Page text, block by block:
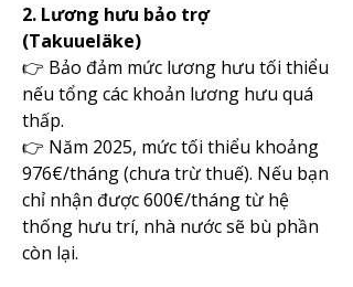
2. Lương hưu bảo trợ
(Takuueläke)
👉 Bảo đảm mức lương hưu tối thiểu
nếu tổng các khoản lương hưu quá
thấp.
👉 Năm 2025, mức tối thiểu khoảng
976€/tháng (chưa trừ thuế). Nếu bạn
chỉ nhận được 600€/tháng từ hệ
thống hưu trí, nhà nước sẽ bù phần
còn lại.